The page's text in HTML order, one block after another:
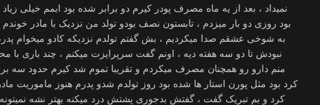
نمیداد ، بعد از یه ماه مصرف پودر کیرم دو برابر شده بود ابمم خیلی
بود روزی دو بار میزدم ، تابستون نصف بودو تولد من نزدیک با مادر
به شوخی عشقم صدا میکردیم ، بش گفتم تولدم نزدیکه کادو میخوام
نبودش تا دو سه هفته دیه ، اونم گفت سرپرایزت میکنم ، چند باری با
منم دارو رو همچنان مصرف میکردم و تقریبا تموم شد کیرم حدود سه
کرد بود مثل پورن استار ها شده بود روز تولدم شدو پدرم هنوز ماموریت
کرد و بم تبریک گفت ، گفتش بدجوری پشتش درد میکنه بهتر نشه